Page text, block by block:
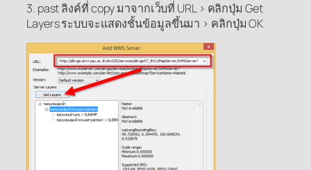
3. past ลิงค์ที่ copy มาจากเว็บที่ URL > คลิกปุ่ม Get
Layers ระบบจะแสดงชั้นข้อมูลขึ้นมา > คลิกปุ่ม OK